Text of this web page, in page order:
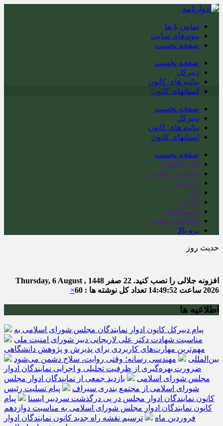
تماس با ما
پیوندهای سایت
صفحه نخست
صفحه نخست
دبیرکل
بیانیه های کانون
استانهای کانون
صفحه نخست
دبیرکل
بیانیه های کانون
استانهای کانون
صفحه نخست
تالار گفتمان
اپلیکیشن سایت
سروش
ایتا
آپارات
اینستاگرام
اطلاعات سایت
برو بالا
حدیث روز
افزونه جلالی را نصب کنید. 22 صفر 1448
Thursday, 6 August ,
2026 ساعت 14:49:53 تعداد کل نوشته ها : 60 ×
اطلاعیه ها
پیام دبیرکل کانون ادوار نمایندگان مجلس شورای اسلامی به
مناسبت شهادت دکتر علی لاریجانی دبیر شورای امنیت ملی
مهم‌ترین مهارت‌های کاربردی برای پذیرش و پژوهش دانشگاهی
بین‌المللی
مهندسی رسانه؛ وقتی روایت، سلاح دشمن می‌شود
ضرورت بهره‌گیری از ظرفیت تحلیلی و اجرایی نمایندگان ادوار
مجلس شورای اسلامی
بازدید جمعی از نمایندگان ادوار مجلس
شورای اسلامی از مجتمع بندری سیراف
پیام تسلیت رئیس
کانون نمایندگان ادوار مجلس در پی درگذشت سردبیر ایسنا
پیام
کانون نمایندگان ادوار مجلس شورای اسلامی به مناسبت دوازدهم
فروردین ماه
ترسیم نقشه راه جدید کانون نمایندگان ادوار